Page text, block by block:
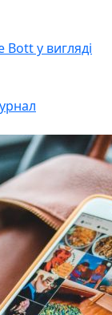
у вигляді